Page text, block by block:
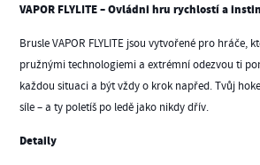
VAPOR FLYLITE – Ovládni hru rychlostí a
Brusle VAPOR FLYLITE jsou vytvořené pro hráče,
pružnými technologiemi a extrémní odezvou ti
každou situaci a být vždy o krok napřed. Tvůj
síle – a ty poletíš po ledě jako nikdy dřív.
Detaily